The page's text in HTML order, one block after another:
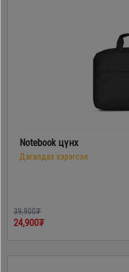
Notebook цүнх
Дагалдах хэрэгсэл
39,900₮
24,900₮